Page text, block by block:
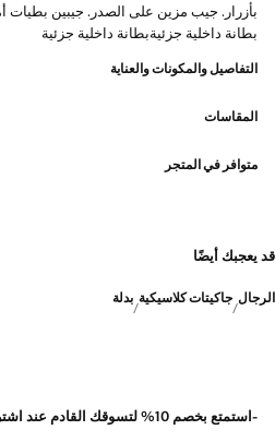
بأزرار. جيب مزين على الصدر. جيبين بطيات
بطانة داخلية جزئيةبطانة داخلية جزئية
التفاصيل والمكونات والعناية
المقاسات
متوافر في المتجر
قد يعجبك أيضًا
الرجال جاكيتات كلاسيكية بدلة
-استمتع بخصم 10% لتسوقك القادم عند اشتراكك في نشرتنا الاخبارية